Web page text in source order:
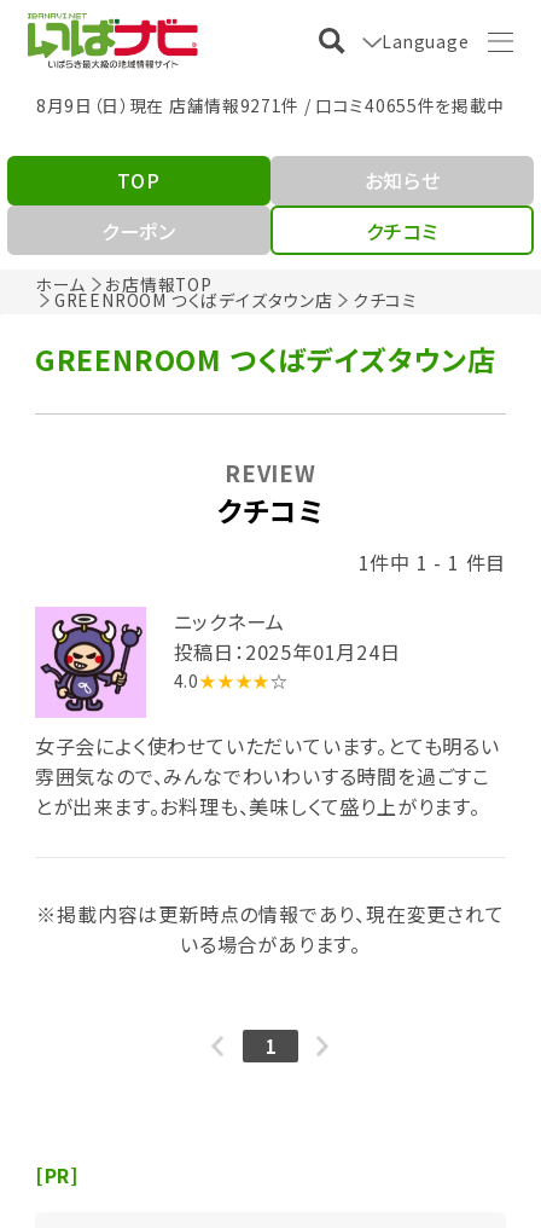
Language
8月9日（日）現在 店舗情報9271件 / 口コミ40655件を掲載中
ホーム お店情報TOP
GREENROOM つくばデイズタウン店 クチコミ
TOP
お知らせ
クーポン
クチコミ
GREENROOM つくばデイズタウン店
クチコミ
REVIEW
1件中 1 - 1 件目
ニックネーム
投稿日：2025年01月24日
4.0★★★★☆
女子会によく使わせていただいています。とても明るい
雰囲気なので、みんなでわいわいする時間を過ごすこ
とが出来ます。お料理も、美味しくて盛り上がります。
※掲載内容は更新時点の情報であり、現在変更されて
いる場合があります。
1
[PR]